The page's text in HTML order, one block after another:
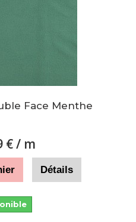
Face Menthe
€/ m
Détails